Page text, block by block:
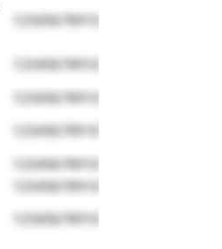
12345678910
12345678910
12345678910
12345678910
12345678910
12345678910
12345678910